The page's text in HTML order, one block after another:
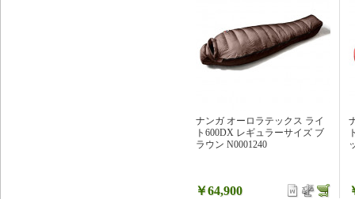
ナンガ オーロラテックス ライ
ト600DX レギュラーサイズ ブ
ラウン N0001240
￥64,900